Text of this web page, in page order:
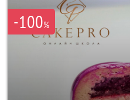
-100%